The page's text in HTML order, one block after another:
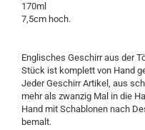
170ml
7,5cm hoch.
Englisches Geschirr aus der
Stück ist komplett von Hand
Jeder Geschirr Artikel, aus
mehr als zwanzig Mal in die
Hand mit Schablonen nach
bemalt.